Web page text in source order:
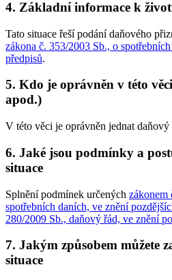
4. Základní informace k
Tato situace řeší podání daňového
zákona č. 353/2003 Sb., o
předpisů.
5. Kdo je oprávněn v této
apod.)
V této věci je oprávněn jednat daňový
6. Jaké jsou podmínky a
situace
Splnění podmínek určených zákonem
spotřebních daních, ve znění
280/2009 Sb., daňový řád, ve znění
7. Jakým způsobem můžete
situace